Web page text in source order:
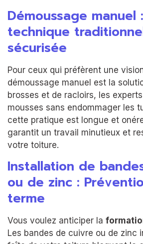
Démoussage manuel
technique
sécurisée
Pour ceux qui préfèrent une
démoussage manuel est la
brosses et de racloirs, les
mousses sans endommager les
cette pratique est longue et
garantit un travail minutieux et
votre toiture.
Installation de
ou de zinc :
terme
Vous voulez anticiper la
Les bandes de cuivre ou de zinc